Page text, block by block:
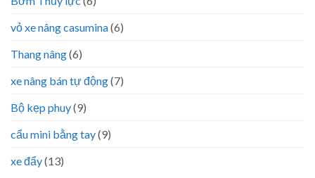
vỏ xe nâng casumina(6)
Thang nâng(6)
xe nâng bán tự động(7)
Bộ kẹp phuy(9)
cẩu mini bằng tay(9)
xe đẩy(13)